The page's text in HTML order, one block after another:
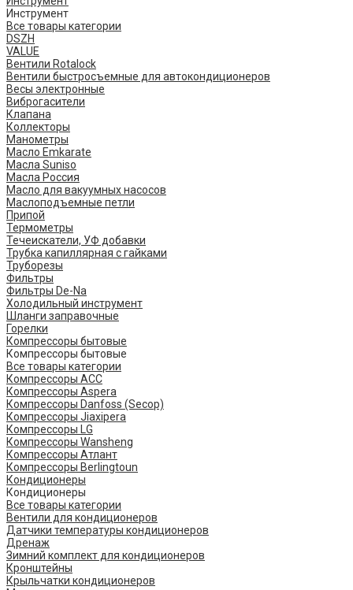
Инструмент
Все товары категории
DSZH
VALUE
Вентили Rotalock
Вентили быстросъемные для автокондиционеров
Весы электронные
Виброгасители
Клапана
Коллекторы
Манометры
Масло Emkarate
Масла Suniso
Масла Россия
Масло для вакуумных насосов
Маслоподъемные петли
Припой
Термометры
Течеискатели, УФ добавки
Трубка капиллярная с гайками
Труборезы
Фильтры
Фильтры De-Na
Холодильный инструмент
Шланги заправочные
Горелки
Компрессоры бытовые
Компрессоры бытовые
Все товары категории
Компрессоры ACC
Компрессоры Aspera
Компрессоры Danfoss (Secop)
Компрессоры Jiaxipera
Компрессоры LG
Компрессоры Wansheng
Компрессоры Атлант
Компрессоры Berlingtoun
Кондиционеры
Кондиционеры
Все товары категории
Вентили для кондиционеров
Датчики температуры кондиционеров
Дренаж
Зимний комплект для кондиционеров
Кронштейны
Крыльчатки кондиционеров